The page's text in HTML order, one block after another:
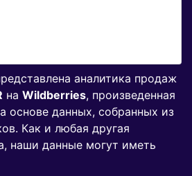
аналитика продаж
на Wildberries, произведенная
основе данных, собранных из
Как и любая другая
наши данные могут иметь